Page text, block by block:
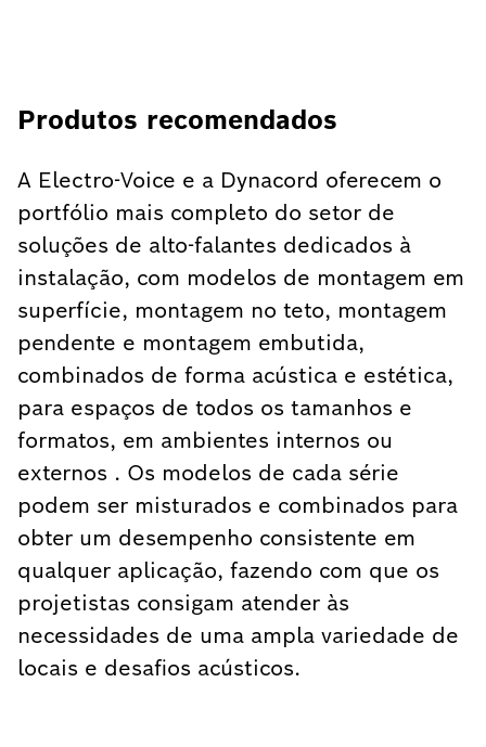
Produtos recomendados
A Electro-Voice e a Dynacord oferecem o
portfólio mais completo do setor de
soluções de alto-falantes dedicados à
instalação, com modelos de montagem em
superfície, montagem no teto, montagem
pendente e montagem embutida,
combinados de forma acústica e estética,
para espaços de todos os tamanhos e
formatos, em ambientes internos ou
externos . Os modelos de cada série
podem ser misturados e combinados para
obter um desempenho consistente em
qualquer aplicação, fazendo com que os
projetistas consigam atender às
necessidades de uma ampla variedade de
locais e desafios acústicos.